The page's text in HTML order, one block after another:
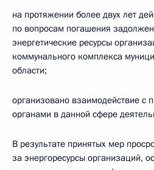
на протяжении более двух лет
по вопросам погашения
энергетические ресурсы
коммунального комплекса
области;
организовано взаимодействие с
органами в данной сфере
В результате принятых мер
за энергоресурсы организаций,